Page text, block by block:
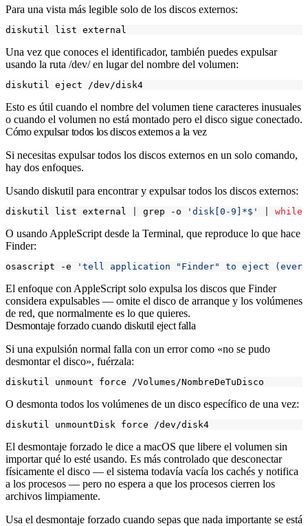
Para una vista más legible solo de los discos externos:
Una vez que conoces el identificador, también puedes expulsar
usando la ruta /dev/en lugar del nombre del volumen:
Esto es útil cuando el nombre del volumen tiene caracteres inusuales
o cuando el volumen no está montado pero el disco sigue conectado.
Cómo expulsar todos los discos externos a la vez
Si necesitas expulsar todos los discos externos en un solo comando,
hay dos enfoques.
Usando diskutil para encontrar y expulsar todos los discos externos:
diskutil list external grep -o 'disk[0-9]*$' while
O usando AppleScript desde la Terminal, que reproduce lo que hace
Finder:
osascript -e 'tell application "Finder" to eject
El enfoque con AppleScript solo expulsa los discos que Finder
considera expulsables — omite el disco de arranque y los volúmenes
de red, que normalmente es lo que quieres.
Desmontaje forzado cuando diskutil eject falla
Si una expulsión normal falla con un error como «no se pudo
desmontar el disco», fuérzala:
O desmonta todos los volúmenes de un disco específico de una vez:
El desmontaje forzado le dice a macOS que libere el volumen sin
importar qué lo esté usando. Es más controlado que desconectar
físicamente el disco — el sistema todavía vacía los cachés y notifica
a los procesos — pero no espera a que los procesos cierren los
archivos limpiamente.
Usa el desmontaje forzado cuando sepas que nada importante se está